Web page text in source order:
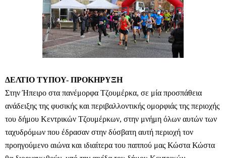
ΔΕΛΤΙΟ ΤΥΠΟΥ- ΠΡΟΚΗΡΥΞΗ
Στην Ήπειρο στα πανέμορφα Τζουμέρκα, σε μία προσπάθεια
ανάδειξης της φυσικής και περιβαλλοντικής ομορφιάς της περιοχής
του δήμου Κεντρικών Τζουμέρκων, στην μνήμη όλων αυτών των
ταχυδρόμων που έδρασαν στην δύσβατη αυτή περιοχή τον
προηγούμενο αιώνα και ιδιαίτερα του παππού μας Κώστα Κώστα